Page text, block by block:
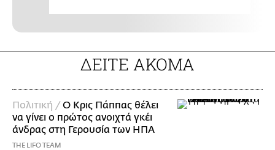
ΔΕΙΤΕ ΑΚΟΜΑ
Πολιτική /Ο Κρις Πάππας θέλει
να γίνει ο πρώτος ανοιχτά γκέι
άνδρας στη Γερουσία των ΗΠΑ
THE LIFO TEAM